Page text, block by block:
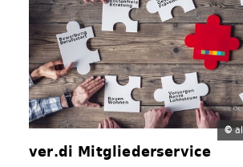
©
ver.di Mitgliederservice